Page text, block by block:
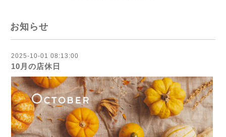
お知らせ
2025-10-01 08:13:00
10月の店休日